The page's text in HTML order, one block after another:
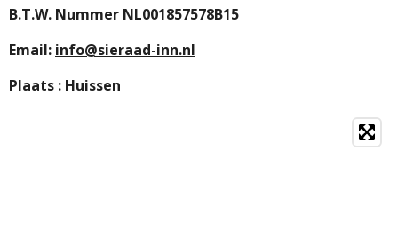
B.T.W. Nummer NL001857578B15
Email: info@sieraad-inn.nl
Plaats : Huissen